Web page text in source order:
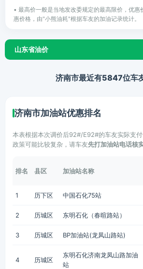
• 最高价一般是当地发改委规定的最高限价，优惠
惠价格，由"小熊油耗"根据车友的加油记录统计。
山东省油价
济南市最近有5847位车
济南市加油站优惠排名
本表根据本次调价后92#/E92#的车友实际支
政策可能比较复杂，请车友先打加油站电话核
排名 县区 加油站名称
1 历下区 中国石化75站
2 历城区 东明石化（春暄路站）
3 历城区 BP加油站(龙凤山路站)
4 历城区
东明石化济南龙凤山路加油
站